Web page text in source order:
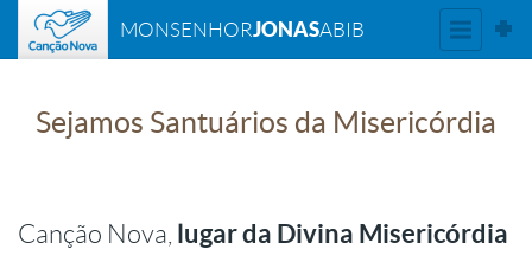
MONSENHORJONASABIB
Sejamos Santuários da Misericórdia
Canção Nova, lugar da Divina Misericórdia